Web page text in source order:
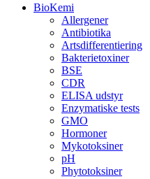
BioKemi
Allergener
Antibiotika
Artsdifferentiering
Bakterietoxiner
BSE
CDR
ELISA udstyr
Enzymatiske tests
GMO
Hormoner
Mykotoksiner
pH
Phytotoksiner